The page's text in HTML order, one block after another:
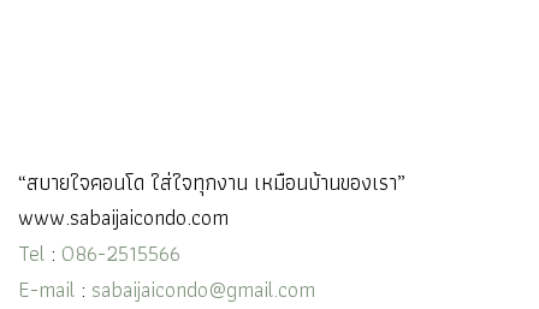
“สบายใจคอนโด ใส่ใจทุกงาน เหมือนบ้านของเรา”
www.sabaijaicondo.com
Tel : 086-2515566
E-mail : sabaijaicondo@gmail.com